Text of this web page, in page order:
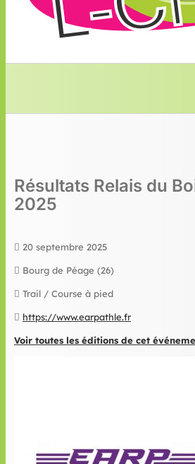
Résultats Relais du
2025
20 septembre 2025
Bourg de Péage (26)
Trail / Course à pied
https://www.earpathle.fr
Voir toutes les éditions de cet